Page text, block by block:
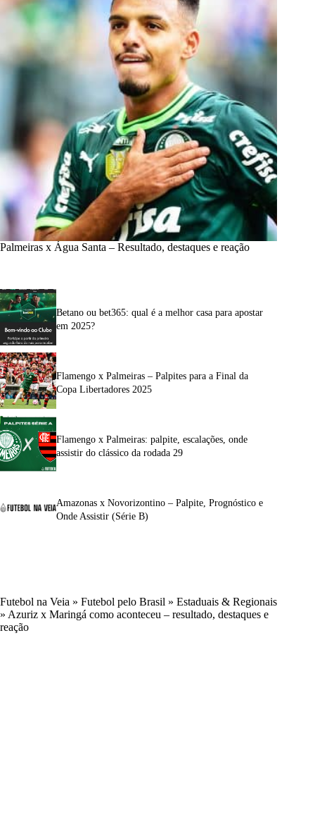
Palmeiras x Água Santa – Resultado, destaques e reação
Betano ou bet365: qual é a melhor casa para apostar
em 2025?
Flamengo x Palmeiras – Palpites para a Final da
Copa Libertadores 2025
Flamengo x Palmeiras: palpite, escalações, onde
assistir do clássico da rodada 29
Amazonas x Novorizontino – Palpite, Prognóstico e
Onde Assistir (Série B)
Futebol na Veia » Futebol pelo Brasil » Estaduais & Regionais
» Azuriz x Maringá como aconteceu – resultado, destaques e
reação